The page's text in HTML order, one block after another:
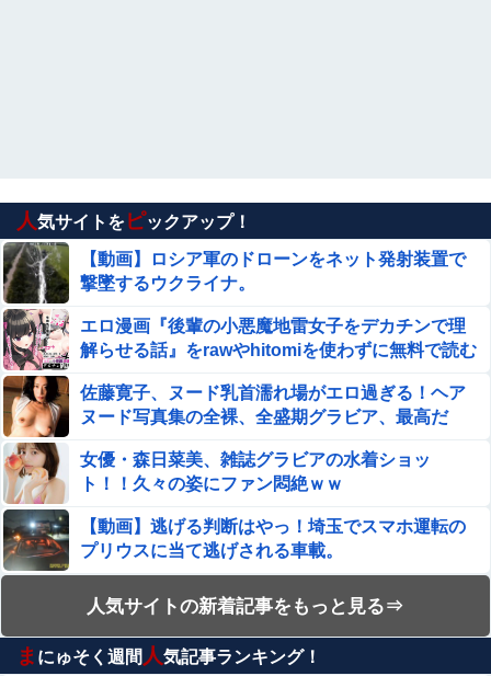
中国「日本は原爆被害者の立場で同情を買おうとする
のを止めろ」
【画像】女優・吉川愛、NHKドラマで胸元開けて男子を誘
惑しちゃう
「居眠り運転かな？」→何度も追突→夫婦「これは事故じ
ゃない」と気付く…
積水ハウス「地面師に55億円騙し取られた…」ワイ「はえ
ーかわいそう…会社滅茶苦茶やろなぁ」→
【閲覧注意】サッカーの試合中に落雷、選手1人が即死す
る瞬間が「伝説級の映像」だと話題に・・・
なろう作家「円安で高市さん叩いてた奴ら、円高でも褒め
ないのでポジショントーク確定ｗｗｗ」
【画像】 このハゲにやられたJKがたくさんいるという事
人気サイトをピックアップ！
【動画】ロシア軍のドローンをネット発射装置で
撃墜するウクライナ。
エロ漫画『後輩の小悪魔地雷女子をデカチンで理
解らせる話』をrawやhitomiを使わずに無料で読む
佐藤寛子、ヌード乳首濡れ場がエロ過ぎる！ヘア
ヌード写真集の全裸、全盛期グラビア、最高だ
女優・森日菜美、雑誌グラビアの水着ショッ
ト！！久々の姿にファン悶絶ｗｗ
【動画】逃げる判断はやっ！埼玉でスマホ運転の
プリウスに当て逃げされる車載。
エロ漫画『冥婚の花嫁～無限快楽地獄～』をraw
やhitomiを使わずに無料で読む方法│五梅
【動画】よく助けられたな。岐阜の川で外国人が
人気サイトの新着記事をもっと見る⇒
ま にゅそく週間 人気記事ランキング！